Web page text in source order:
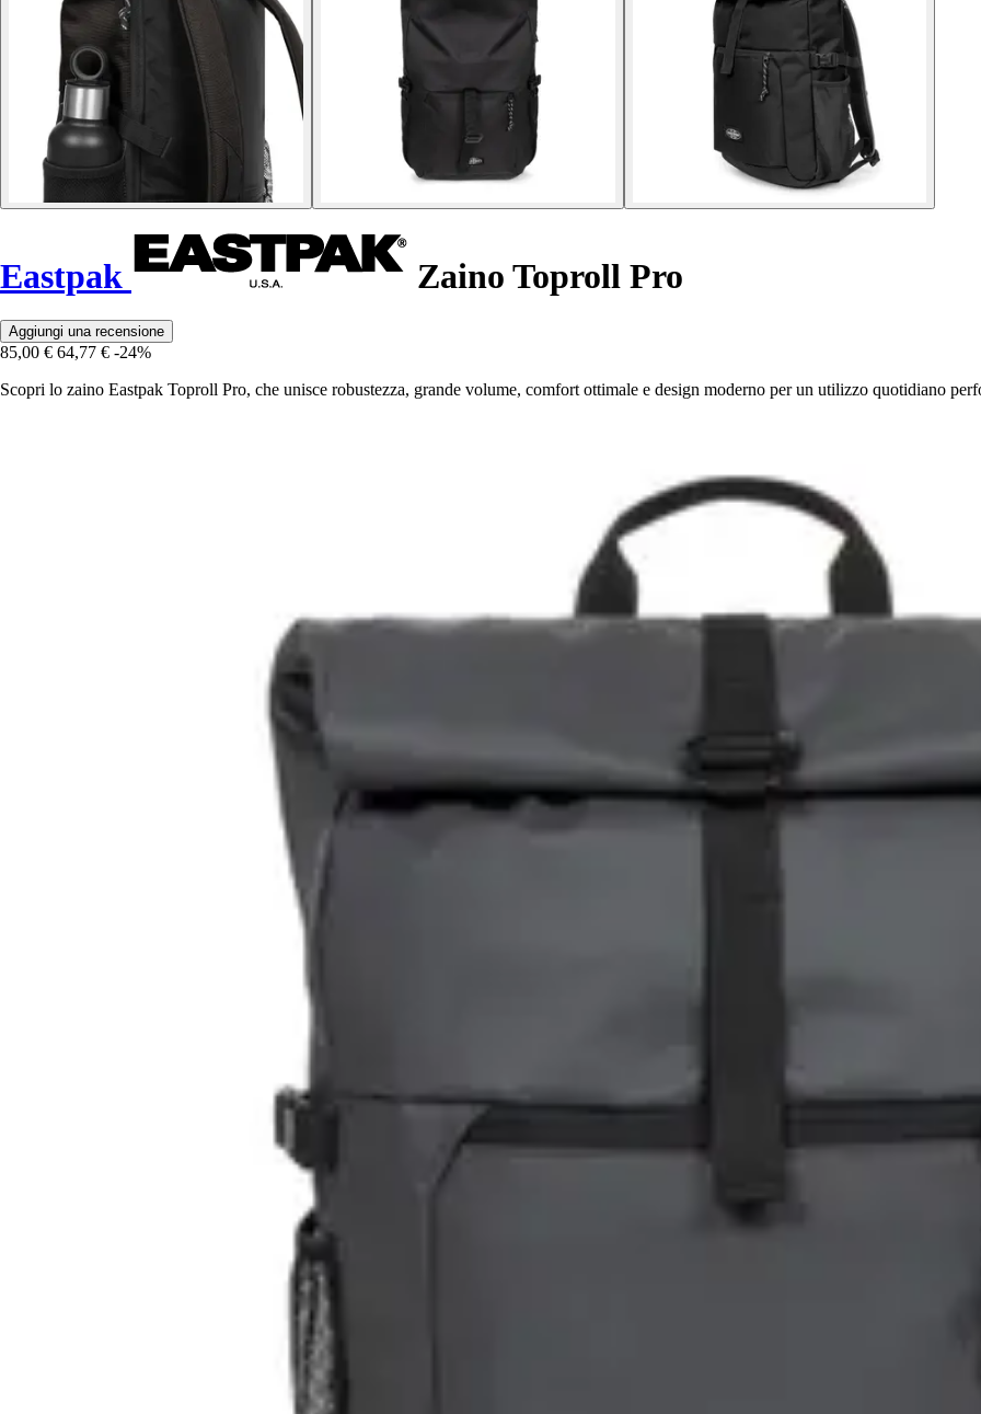
Eastpak Zaino Toproll Pro
Aggiungi una recensione
85,00 € 64,77 € -24%
Scopri lo zaino Eastpak Toproll Pro, che unisce robustezza, grande volume, comfort ottimale e design moderno per un utilizzo quotidiano